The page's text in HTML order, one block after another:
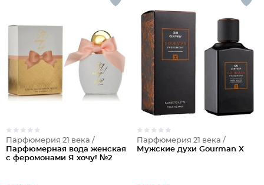
Парфюмерия 21 века /
Парфюмерная вода женская
с феромонами Я хочу! №2
Парфюмерия 21 века /
Мужские духи Gourman X